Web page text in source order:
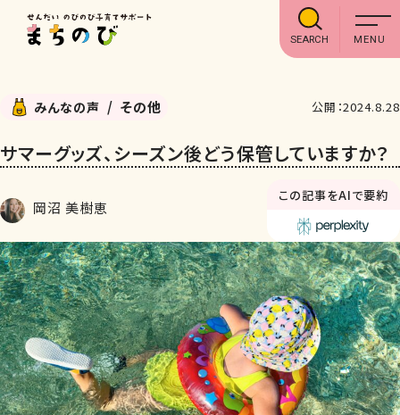
SEARCH
みんなの声 その他 公開：2024.8.28
サマーグッズ、シーズン後どう保管していますか？
岡沼 美樹恵
この記事をAIで要約